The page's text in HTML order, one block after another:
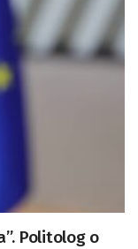
Politolog o